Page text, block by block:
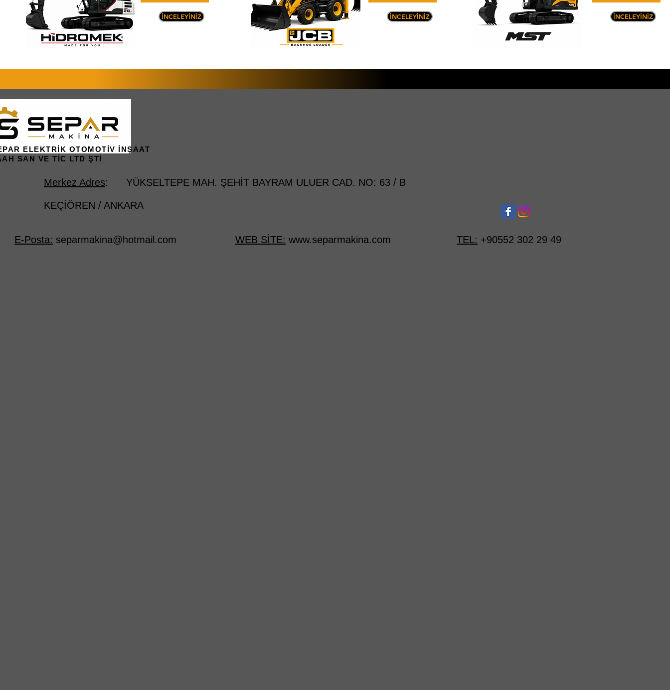
İNCELEYİNİZ İNCELEYİNİZ İNCELEYİNİZ
ELEKTRİK OTOMOTİV İNŞAAT
SAN VE TİC LTD ŞTİ
Merkez Adres: YÜKSELTEPE MAH. ŞEHİT BAYRAM ULUER CAD. NO: 63 / B
KEÇİÖREN / ANKARA
E-Posta: separmakina@hotmail.com WEB SİTE: www.separmakina.com TEL: +90552 302 29 49